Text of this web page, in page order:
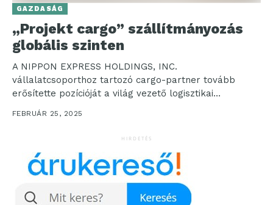
GAZDASÁG
„Projekt cargo” szállítmányozás
globális szinten
A NIPPON EXPRESS HOLDINGS, INC.
vállalatcsoporthoz tartozó cargo-partner tovább
erősítette pozícióját a világ vezető logisztikai
szolgáltatói között. Kiemelkedő szakértelmüket és
innovatív megközelítésüket számos...
FEBRUÁR 25, 2025
HIRDETÉS